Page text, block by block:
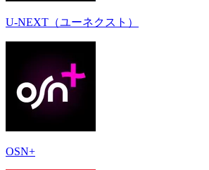
U-NEXT（ユーネクスト）
OSN+